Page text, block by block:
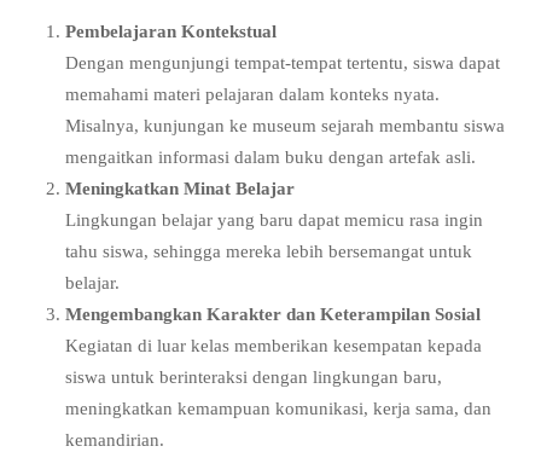
Pembelajaran Kontekstual
Dengan mengunjungi tempat-tempat tertentu, siswa dapat
memahami materi pelajaran dalam konteks nyata.
Misalnya, kunjungan ke museum sejarah membantu siswa
mengaitkan informasi dalam buku dengan artefak asli.
Meningkatkan Minat Belajar
Lingkungan belajar yang baru dapat memicu rasa ingin
tahu siswa, sehingga mereka lebih bersemangat untuk
belajar.
Mengembangkan Karakter dan Keterampilan Sosial
Kegiatan di luar kelas memberikan kesempatan kepada
siswa untuk berinteraksi dengan lingkungan baru,
meningkatkan kemampuan komunikasi, kerja sama, dan
kemandirian.